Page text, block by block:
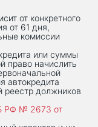
от конкретного
от 61 дня,
комиссии
или суммы
право начислить
автокредита
реестр должников
РФ № 2673 от